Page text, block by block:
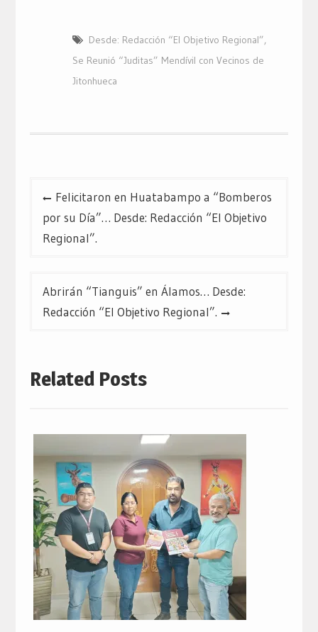
Desde: Redacción “El Objetivo Regional”,
Se Reunió “Juditas” Mendívil con Vecinos de
Jitonhueca
entradas
Felicitaron en Huatabampo a “Bomberos
por su Día”… Desde: Redacción “El Objetivo
Regional”.
Abrirán “Tianguis” en Álamos… Desde:
Redacción “El Objetivo Regional”.
Related Posts